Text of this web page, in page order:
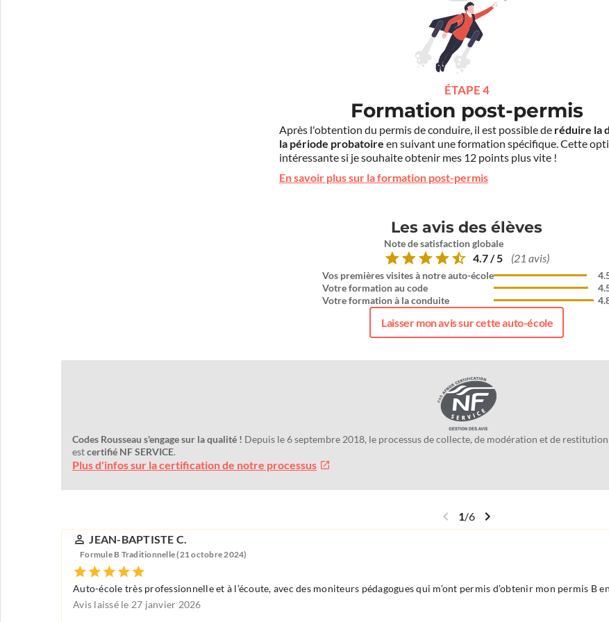
ÉTAPE 4
Formation post-permis
Après l'obtention du permis de conduire, il est possible de réduire la
la période probatoire en suivant une formation spécifique. Cette
intéressante si je souhaite obtenir mes 12 points plus vite !
En savoir plus sur la formation post-permis
Les avis des élèves
Note de satisfaction globale
4.7 / 5 (21 avis)
Vos premières visites à notre auto-école
Votre formation au code
Votre formation à la conduite
Laisser mon avis sur cette auto-école
Codes Rousseau s'engage sur la qualité ! Depuis le 6 septembre 2018, le processus de collecte, de modération et de
estcertifié NF SERVICE.
Plus d'infos sur la certification de notre processus
1/6
JEAN-BAPTISTE C.
Formule B Traditionnelle (21 octobre 2024)
Auto-école très professionnelle et à l’écoute, avec des moniteurs pédagogues qui m’ont permis d’obtenir mon permis B
Avis laissé le 27 janvier 2026